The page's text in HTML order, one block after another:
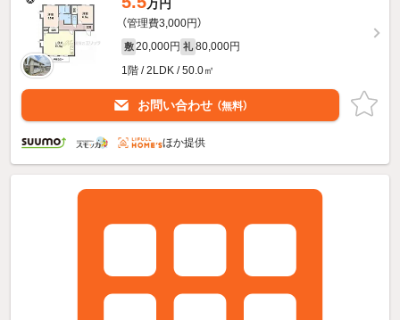
万円
（管理費3,000円）
敷 20,000円 礼 80,000円
1階 / 2LDK / 50.0㎡
お問い合わせ （無料）
ほか提供